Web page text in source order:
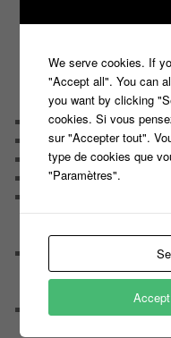
Tous les castings
Les Z’Amours
N’oubliez Pas Les
Tout le monde veut
Chaine Youtube
Contact
Il était une fois ….
Le candidat masqué
Géraldine
Serge le candidat
Les coulisses des jeux
Les caméras d’un
Un plateau de jeu
Les interviews de Lora
We serve cookies. If
"Accept all". You can
you want by clicking
cookies. Si vous
sur "Accepter tout".
type de cookies que
"Paramètres".